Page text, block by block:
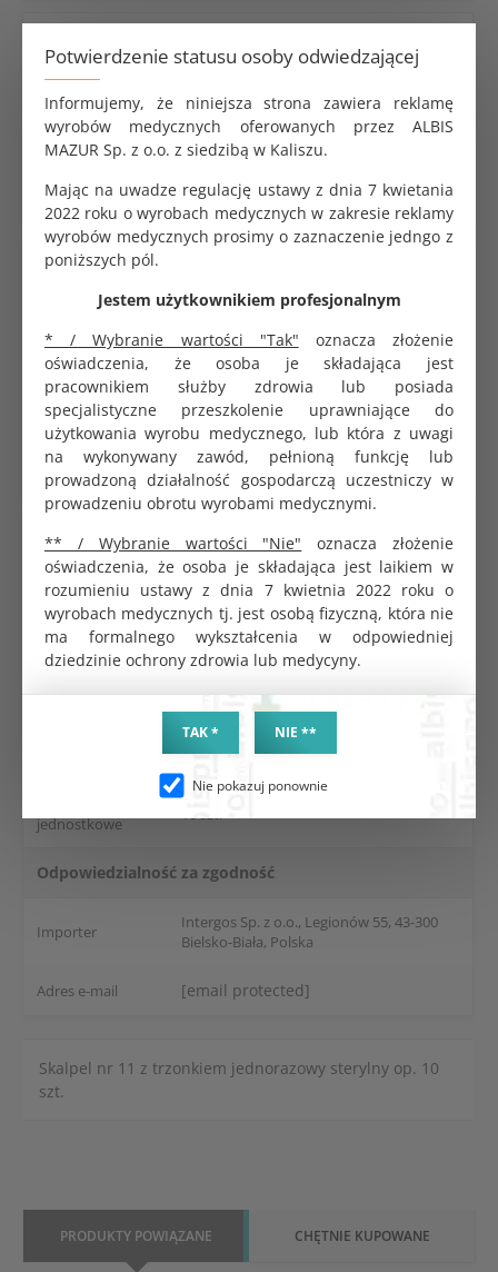
Potwierdzenie statusu osoby odwiedzającej
Informujemy, że niniejsza strona zawiera reklamę
wyrobów medycznych oferowanych przez ALBIS
MAZUR Sp. z o.o. z siedzibą w Kaliszu.
Mając na uwadze regulację ustawy z dnia 7 kwietania
2022 roku o wyrobach medycznych w zakresie reklamy
wyrobów medycznych prosimy o zaznaczenie jedngo z
poniższych pól.
Jestem użytkownikiem profesjonalnym
* / Wybranie wartości "Tak" oznacza złożenie
oświadczenia, że osoba je składająca jest
pracownikiem służby zdrowia lub posiada
specjalistyczne przeszkolenie uprawniające do
użytkowania wyrobu medycznego, lub która z uwagi
na wykonywany zawód, pełnioną funkcję lub
prowadzoną działalność gospodarczą uczestniczy w
prowadzeniu obrotu wyrobami medycznymi.
** / Wybranie wartości "Nie" oznacza złożenie
oświadczenia, że osoba je składająca jest laikiem w
rozumieniu ustawy z dnia 7 kwietnia 2022 roku o
wyrobach medycznych tj. jest osobą fizyczną, która nie
ma formalnego wykształcenia w odpowiedniej
dziedzinie ochrony zdrowia lub medycyny.
TAK * NIE **
Nie pokazuj ponownie
szt.
27.00 zł
NETTO
25.00 zł
Prześlij pytanie Umów rozmowę
Dostępne metody płatności i dostawy
Kurier za granicę
Dlaczego ALBISPRO.com?
Parametry produktu
Przeznaczenie
produktu
Jednorazowe
Wyrób Sterylny
Dane logistyczne
jednostkowe
10 szt.
Odpowiedzialność za zgodność
Importer
Intergos Sp. z o.o., Legionów 55, 43-300
Bielsko-Biała, Polska
Adres e-mail [email protected]
Skalpel nr 11 z trzonkiem jednorazowy sterylny op. 10
szt.
PRODUKTY POWIĄZANE CHĘTNIE KUPOWANE